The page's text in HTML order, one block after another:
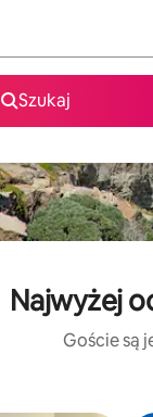
Szukaj
Najwyżej
Goście są